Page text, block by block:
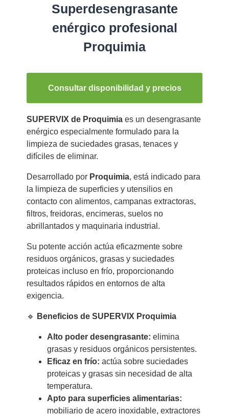
Superdesengrasante
enérgico profesional
Proquimia
Consultar disponibilidad y precios
SUPERVIX de Proquimiaes un desengrasante
enérgico especialmente formulado para la
limpieza de suciedades grasas, tenaces y
difíciles de eliminar.
Desarrollado por Proquimia, está indicado para
la limpieza de superficies y utensilios en
contacto con alimentos, campanas extractoras,
filtros, freidoras, encimeras, suelos no
abrillantados y maquinaria industrial.
Su potente acción actúa eficazmente sobre
residuos orgánicos, grasas y suciedades
proteicas incluso en frío, proporcionando
resultados rápidos en entornos de alta
exigencia.
🔹 Beneficios de SUPERVIX Proquimia
Alto poder desengrasante: elimina
grasas y residuos orgánicos persistentes.
Eficaz en frío: actúa sobre suciedades
proteicas y grasas sin necesidad de alta
temperatura.
Apto para superficies alimentarias:
mobiliario de acero inoxidable, extractores